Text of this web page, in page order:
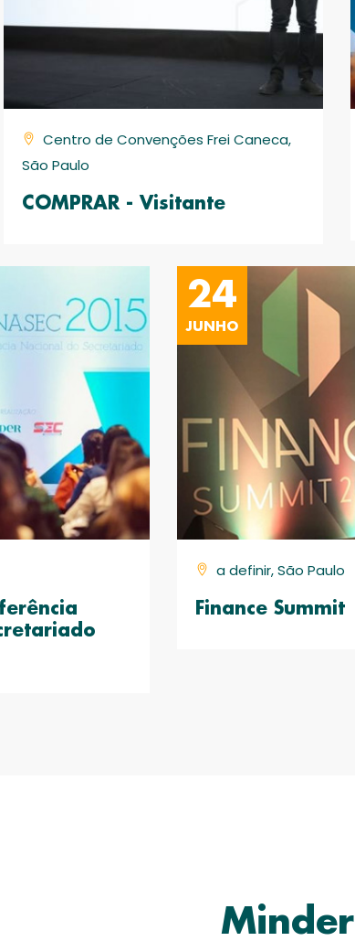
Centro de Convenções Frei Caneca,
São Paulo
COMPRAR - Visitante
24
JUNHO
a definir, São Paulo
Finance Summit
Minder